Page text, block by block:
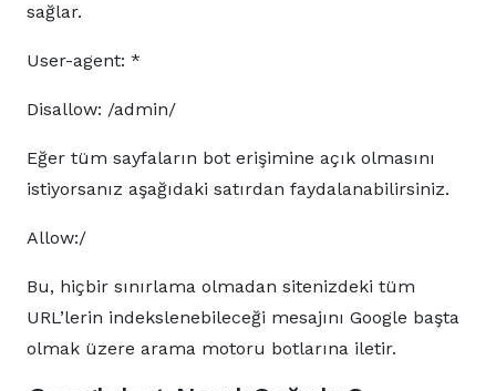
sağlar.
User-agent: *
Disallow: /admin/
Eğer tüm sayfaların bot erişimine açık olmasını
istiyorsanız aşağıdaki satırdan faydalanabilirsiniz.
Allow:/
Bu, hiçbir sınırlama olmadan sitenizdeki tüm
URL’lerin indekslenebileceği mesajını Google başta
olmak üzere arama motoru botlarına iletir.